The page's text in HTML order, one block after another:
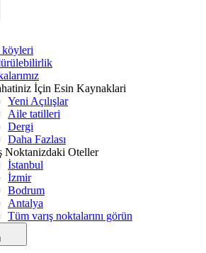
İçin Esin Kaynaklari
Yeni Açılışlar
Aile tatilleri
Dergi
Daha Fazlası
Noktanizdaki Oteller
İstanbul
İzmir
Bodrum
Antalya
Tüm varış noktalarını görün